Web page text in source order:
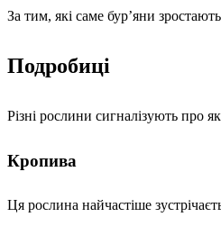
За тим, які саме бур’яни
Подробиці
Різні рослини сигналізують про
Кропива
Ця рослина найчастіше